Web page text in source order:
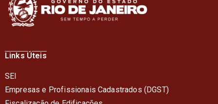
Links Úteis
SEI
Empresas e Profissionais Cadastrados (DGST)